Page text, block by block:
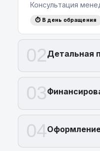
Консультация
⏱ В день обращения
02Детальная
03
04